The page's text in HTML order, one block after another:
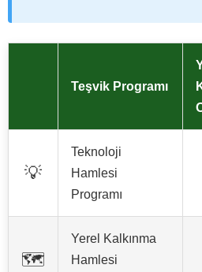
Teşvik Programı
💡
Teknoloji
Hamlesi
Programı
🗺️
Yerel Kalkınma
Hamlesi